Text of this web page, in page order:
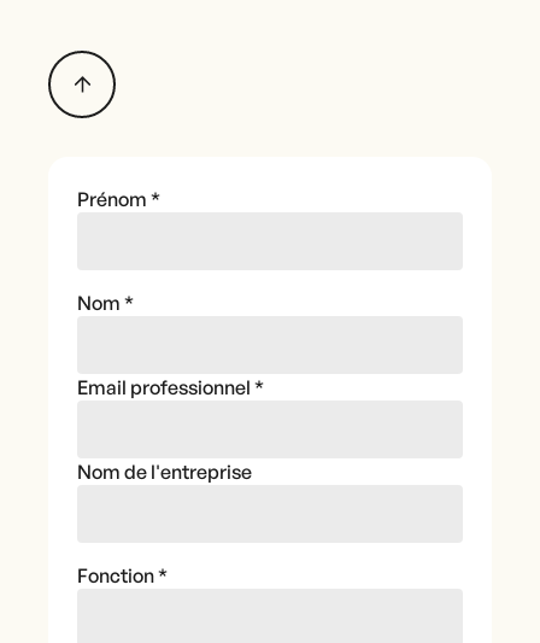
Prénom *
Nom *
Email professionnel *
Nom de l'entreprise
Fonction*